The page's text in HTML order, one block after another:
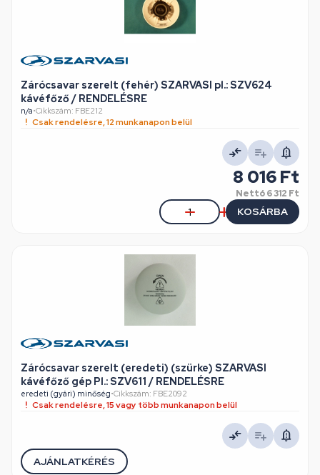
Zárócsavar szerelt (fehér) SZARVASI pl.: SZV624
kávéfőző / RENDELÉSRE
n/a•Cikkszám: FBE212
Csak rendelésre, 12 munkanapon belül
8 016 Ft
Nettó6 312 Ft
KOSÁRBA
Zárócsavar szerelt (eredeti) (szürke) SZARVASI
kávéfőző gép Pl.: SZV611 / RENDELÉSRE
eredeti (gyári) minőség•Cikkszám: FBE2092
Csak rendelésre, 15 vagy több munkanapon belül
AJÁNLATKÉRÉS